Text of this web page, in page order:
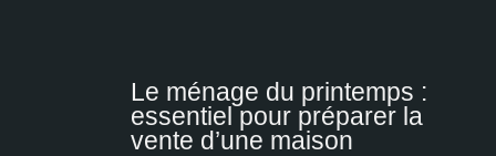
Le ménage du printemps :
essentiel pour préparer la
vente d’une maison